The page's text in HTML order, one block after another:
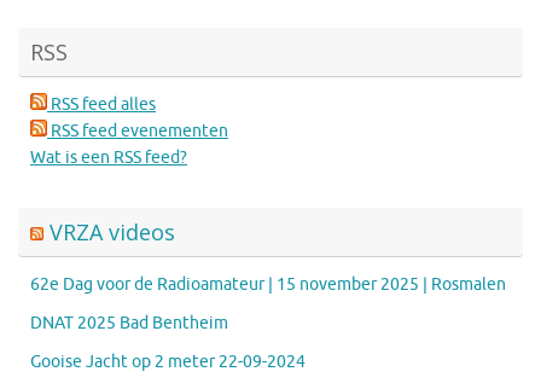
RSS
RSS feed alles
RSS feed evenementen
Wat is een RSS feed?
VRZA videos
62e Dag voor de Radioamateur | 15 november 2025 | Rosmalen
DNAT 2025 Bad Bentheim
Gooise Jacht op 2 meter 22-09-2024